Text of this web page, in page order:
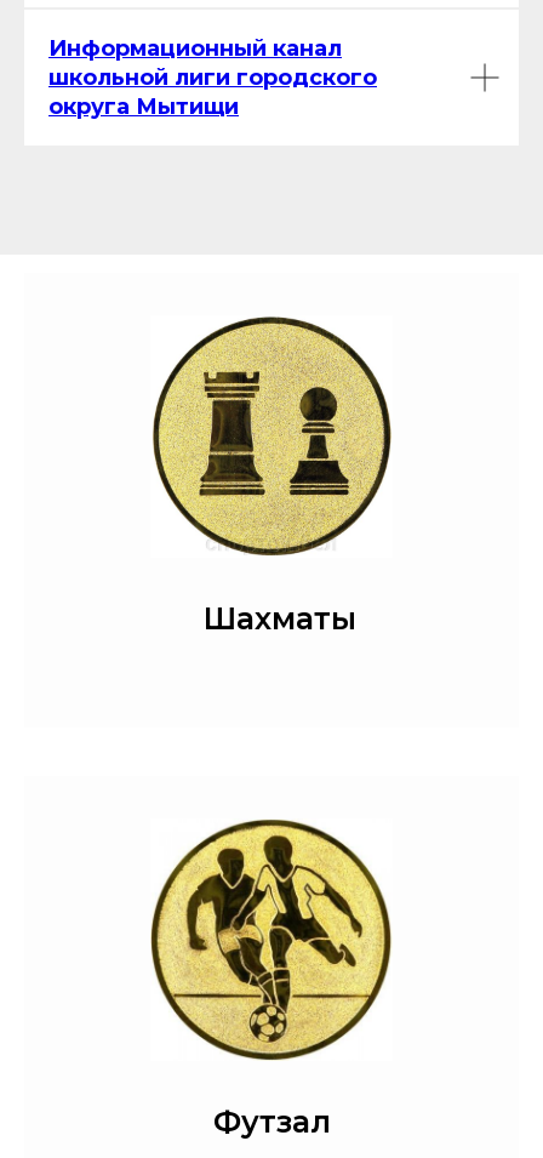
Информационный канал
школьной лиги городского
округа Мытищи
Шахматы
Футзал